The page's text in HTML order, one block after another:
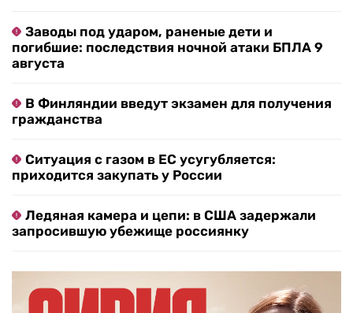
Заводы под ударом, раненые дети и
погибшие: последствия ночной атаки БПЛА 9
августа
В Финляндии введут экзамен для получения
гражданства
Ситуация с газом в ЕС усугубляется:
приходится закупать у России
Ледяная камера и цепи: в США задержали
запросившую убежище россиянку